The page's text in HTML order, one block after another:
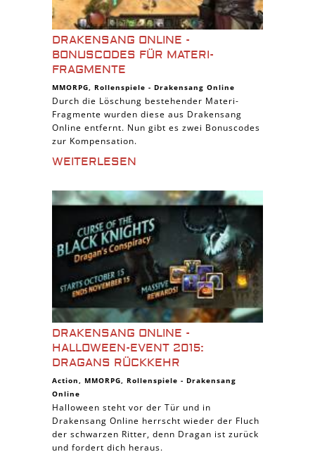
DRAKENSANG ONLINE -
BONUSCODES FÜR MATERI-
FRAGMENTE
MMORPG, Rollenspiele - Drakensang Online
Durch die Löschung bestehender Materi-
Fragmente wurden diese aus Drakensang
Online entfernt. Nun gibt es zwei Bonuscodes
zur Kompensation.
WEITERLESEN
DRAKENSANG ONLINE -
HALLOWEEN-EVENT 2015:
DRAGANS RÜCKKEHR
Action, MMORPG, Rollenspiele - Drakensang
Online
Halloween steht vor der Tür und in
Drakensang Online herrscht wieder der Fluch
der schwarzen Ritter, denn Dragan ist zurück
und fordert dich heraus.